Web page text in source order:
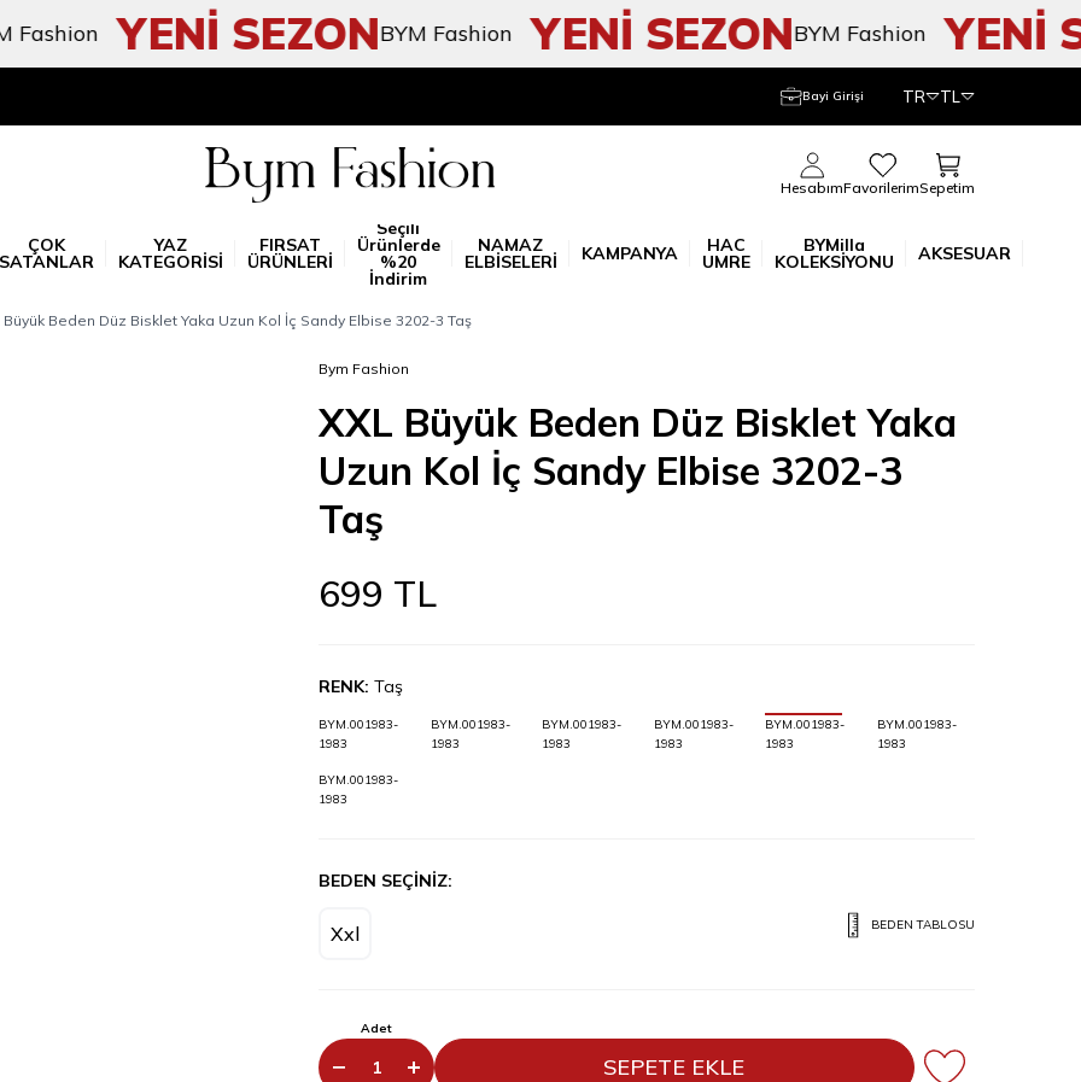
YENİ SEZONBYM Fashion YENİ SEZONBYM Fashion YENİ
Bayi Girişi TR TL
HesabımFavorilerimSepetim
ÇOK
SATANLAR
YAZ
KATEGORİSİ
FIRSAT
ÜRÜNLERİ
Seçili
Ürünlerde
%20
İndirim
NAMAZ
ELBİSELERİ KAMPANYA HAC
UMRE
BYMilla
KOLEKSİYONU AKSESUAR
Büyük Beden Düz Bisklet Yaka Uzun Kol İç Sandy Elbise 3202-3 Taş
Bym Fashion
XXL Büyük Beden Düz Bisklet Yaka
Uzun Kol İç Sandy Elbise 3202-3
Taş
699 TL
RENK: Taş
BYM.001983-
1983
BYM.001983-
1983
BYM.001983-
1983
BYM.001983-
1983
BYM.001983-
1983
BYM.001983-
1983
BYM.001983-
1983
BEDEN SEÇİNİZ:
Xxl BEDEN TABLOSU
Adet
SEPETE EKLE